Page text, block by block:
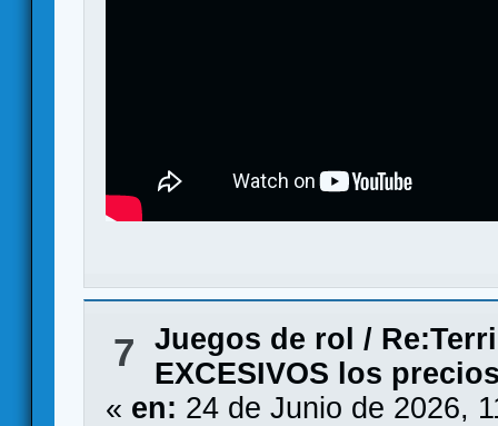
7 Juegos de rol /
EXCESIVOS los
« en: 24 de Junio de 2026,